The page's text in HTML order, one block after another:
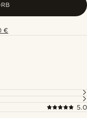
€
5.0